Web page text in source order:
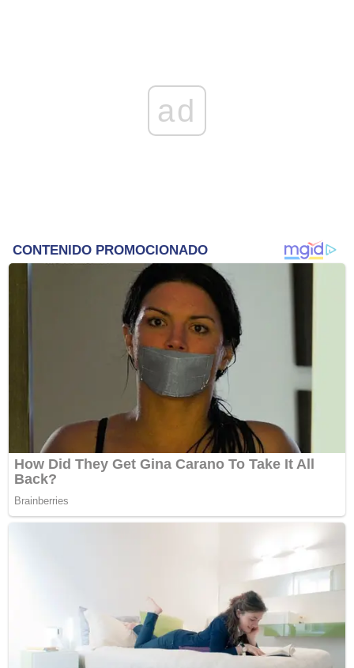
ad